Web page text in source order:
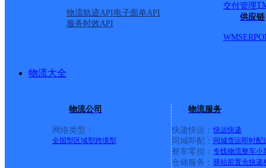
物流轨迹API电子面单API
服务时效API
交付管理
供应链
WMSERP
物流大全
物流公司
网络类型：
全国型 区域型跨境型
物流服务
快递快运： 快运快递
同城即配： 同城货运即时配
整车零担： 专线物流整车小
仓储服务： 驿站前置仓快递